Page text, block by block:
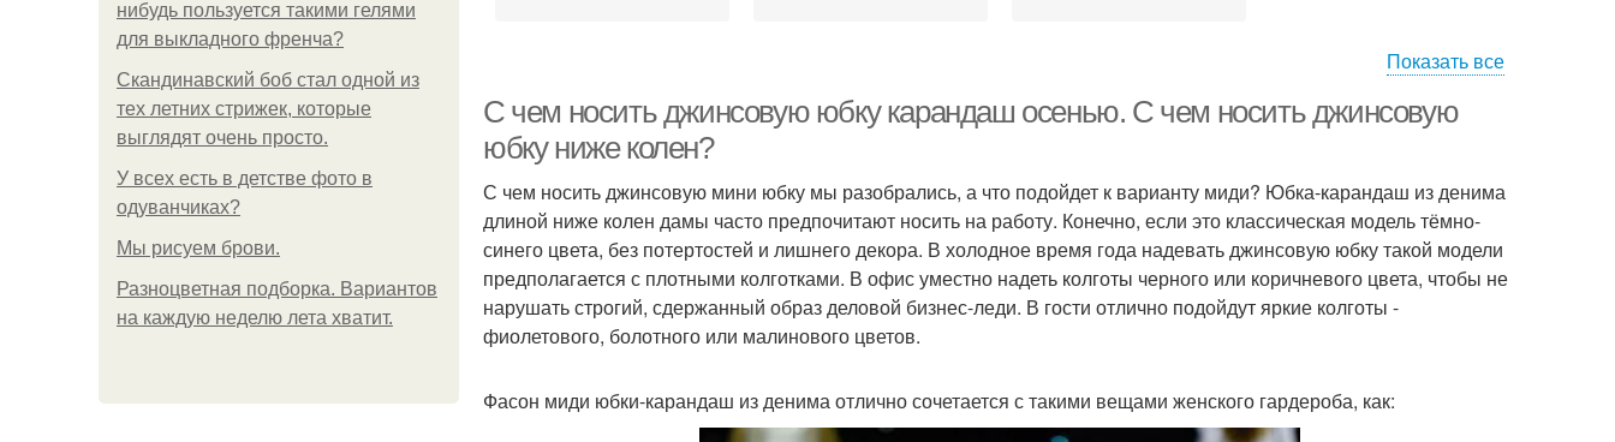
нибудь пользуется такими гелями
для выкладного френча?
Скандинавский боб стал одной из
тех летних стрижек, которые
выглядят очень просто.
У всех есть в детстве фото в
одуванчиках?
Мы рисуем брови.
Разноцветная подборка. Вариантов
на каждую неделю лета хватит.
Показать все
С чем носить джинсовую юбку карандаш осенью. С чем носить джинсовую
юбку ниже колен?
С чем носить джинсовую мини юбку мы разобрались, а что подойдет к варианту миди? Юбка-карандаш из денима
длиной ниже колен дамы часто предпочитают носить на работу. Конечно, если это классическая модель тёмно-
синего цвета, без потертостей и лишнего декора. В холодное время года надевать джинсовую юбку такой модели
предполагается с плотными колготками. В офис уместно надеть колготы черного или коричневого цвета, чтобы не
нарушать строгий, сдержанный образ деловой бизнес-леди. В гости отлично подойдут яркие колготы -
фиолетового, болотного или малинового цветов.
Фасон миди юбки-карандаш из денима отлично сочетается с такими вещами женского гардероба, как: